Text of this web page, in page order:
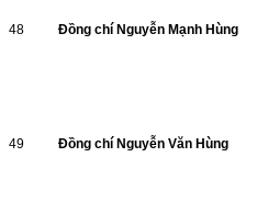
48 Đồng chí Nguyễn Mạnh Hùng
49 Đồng chí Nguyễn Văn Hùng